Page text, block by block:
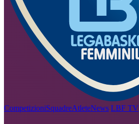
CompetizioniSquadreAtleteNews LBF TV